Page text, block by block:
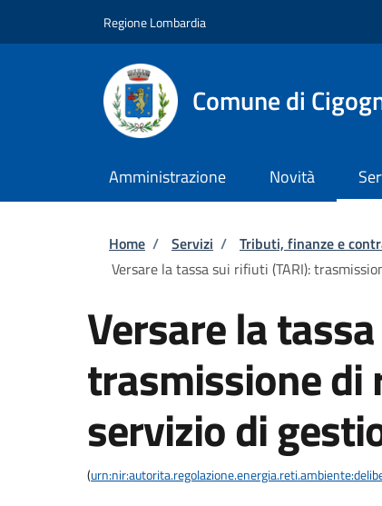
Regione Lombardia
Comune di
Amministrazione Novità
Briciole di pane
Home / Servizi / Tributi, finanze e
Versare la tassa sui rifiuti (TARI):
Versare la
trasmissione di
servizio di
(